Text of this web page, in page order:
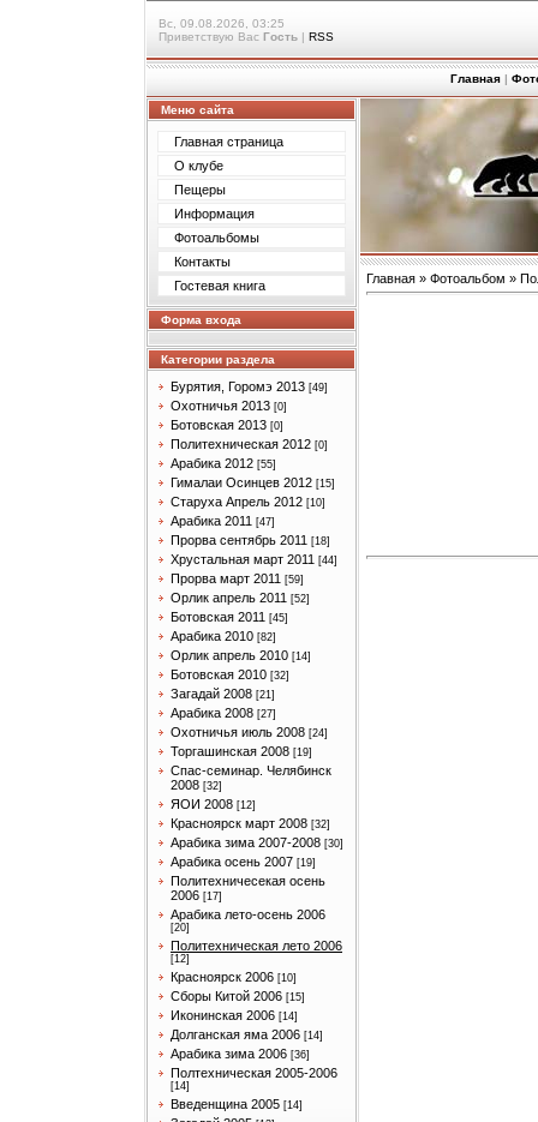
Вс, 09.08.2026, 03:25
Приветствую Вас Гость | RSS
Главная |
Меню сайта
Главная страница
О клубе
Пещеры
Информация
Фотоальбомы
Контакты
Гостевая книга
Форма входа
Категории раздела
Бурятия, Горомэ 2013 [49]
Охотничья 2013 [0]
Ботовская 2013 [0]
Политехническая 2012 [0]
Арабика 2012 [55]
Гималаи Осинцев 2012 [15]
Старуха Апрель 2012 [10]
Арабика 2011 [47]
Прорва сентябрь 2011 [18]
Хрустальная март 2011 [44]
Прорва март 2011 [59]
Орлик апрель 2011 [52]
Ботовская 2011 [45]
Арабика 2010 [82]
Орлик апрель 2010 [14]
Ботовская 2010 [32]
Загадай 2008 [21]
Арабика 2008 [27]
Охотничья июль 2008 [24]
Торгашинская 2008 [19]
Спас-семинар. Челябинск
2008 [32]
ЯОИ 2008 [12]
Красноярск март 2008 [32]
Арабика зима 2007-2008 [30]
Арабика осень 2007 [19]
Политехничесекая осень
2006 [17]
Арабика лето-осень 2006
[20]
Политехническая лето 2006
[12]
Красноярск 2006 [10]
Сборы Китой 2006 [15]
Иконинская 2006 [14]
Долганская яма 2006 [14]
Арабика зима 2006 [36]
Полтехническая 2005-2006
[14]
Введенщина 2005 [14]
Главная » Фотоальбом »